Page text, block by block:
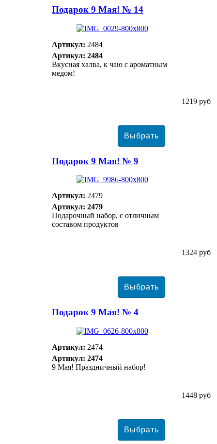
Подарок 9 Мая! № 14
Артикул: 2484
Артикул: 2484
Вкусная халва, к чаю с ароматным
медом!
1219 руб
Подарок 9 Мая! № 9
Артикул: 2479
Артикул: 2479
Подарочный набор, с отличным
составом продуктов
1324 руб
Подарок 9 Мая! № 4
Артикул: 2474
Артикул: 2474
9 Мая! Праздничный набор!
1448 руб